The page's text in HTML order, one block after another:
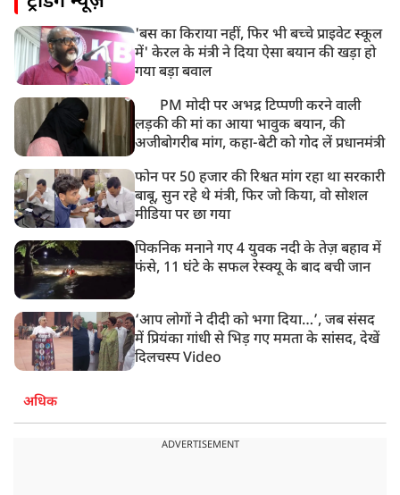
9:38 AM
झारखंड: JPSC परीक्षा धांधली मामले में और पांच लोग गिरफ्तार,
अबतक 19 अरेस्ट
'बस का किराया नहीं, फिर भी बच्चे प्राइवेट स्कूल
में' केरल के मंत्री ने दिया ऐसा बयान की खड़ा हो
गया बड़ा बवाल
PM मोदी पर अभद्र टिप्पणी करने वाली
लड़की की मां का आया भावुक बयान, की
अजीबोगरीब मांग, कहा-बेटी को गोद लें प्रधानमंत्री
फोन पर 50 हजार की रिश्वत मांग रहा था सरकारी
बाबू, सुन रहे थे मंत्री, फिर जो किया, वो सोशल
मीडिया पर छा गया
पिकनिक मनाने गए 4 युवक नदी के तेज़ बहाव में
फंसे, 11 घंटे के सफल रेस्क्यू के बाद बची जान
‘आप लोगों ने दीदी को भगा दिया…’, जब संसद
में प्रियंका गांधी से भिड़ गए ममता के सांसद, देखें
दिलचस्प Video
अधिक
ADVERTISEMENT